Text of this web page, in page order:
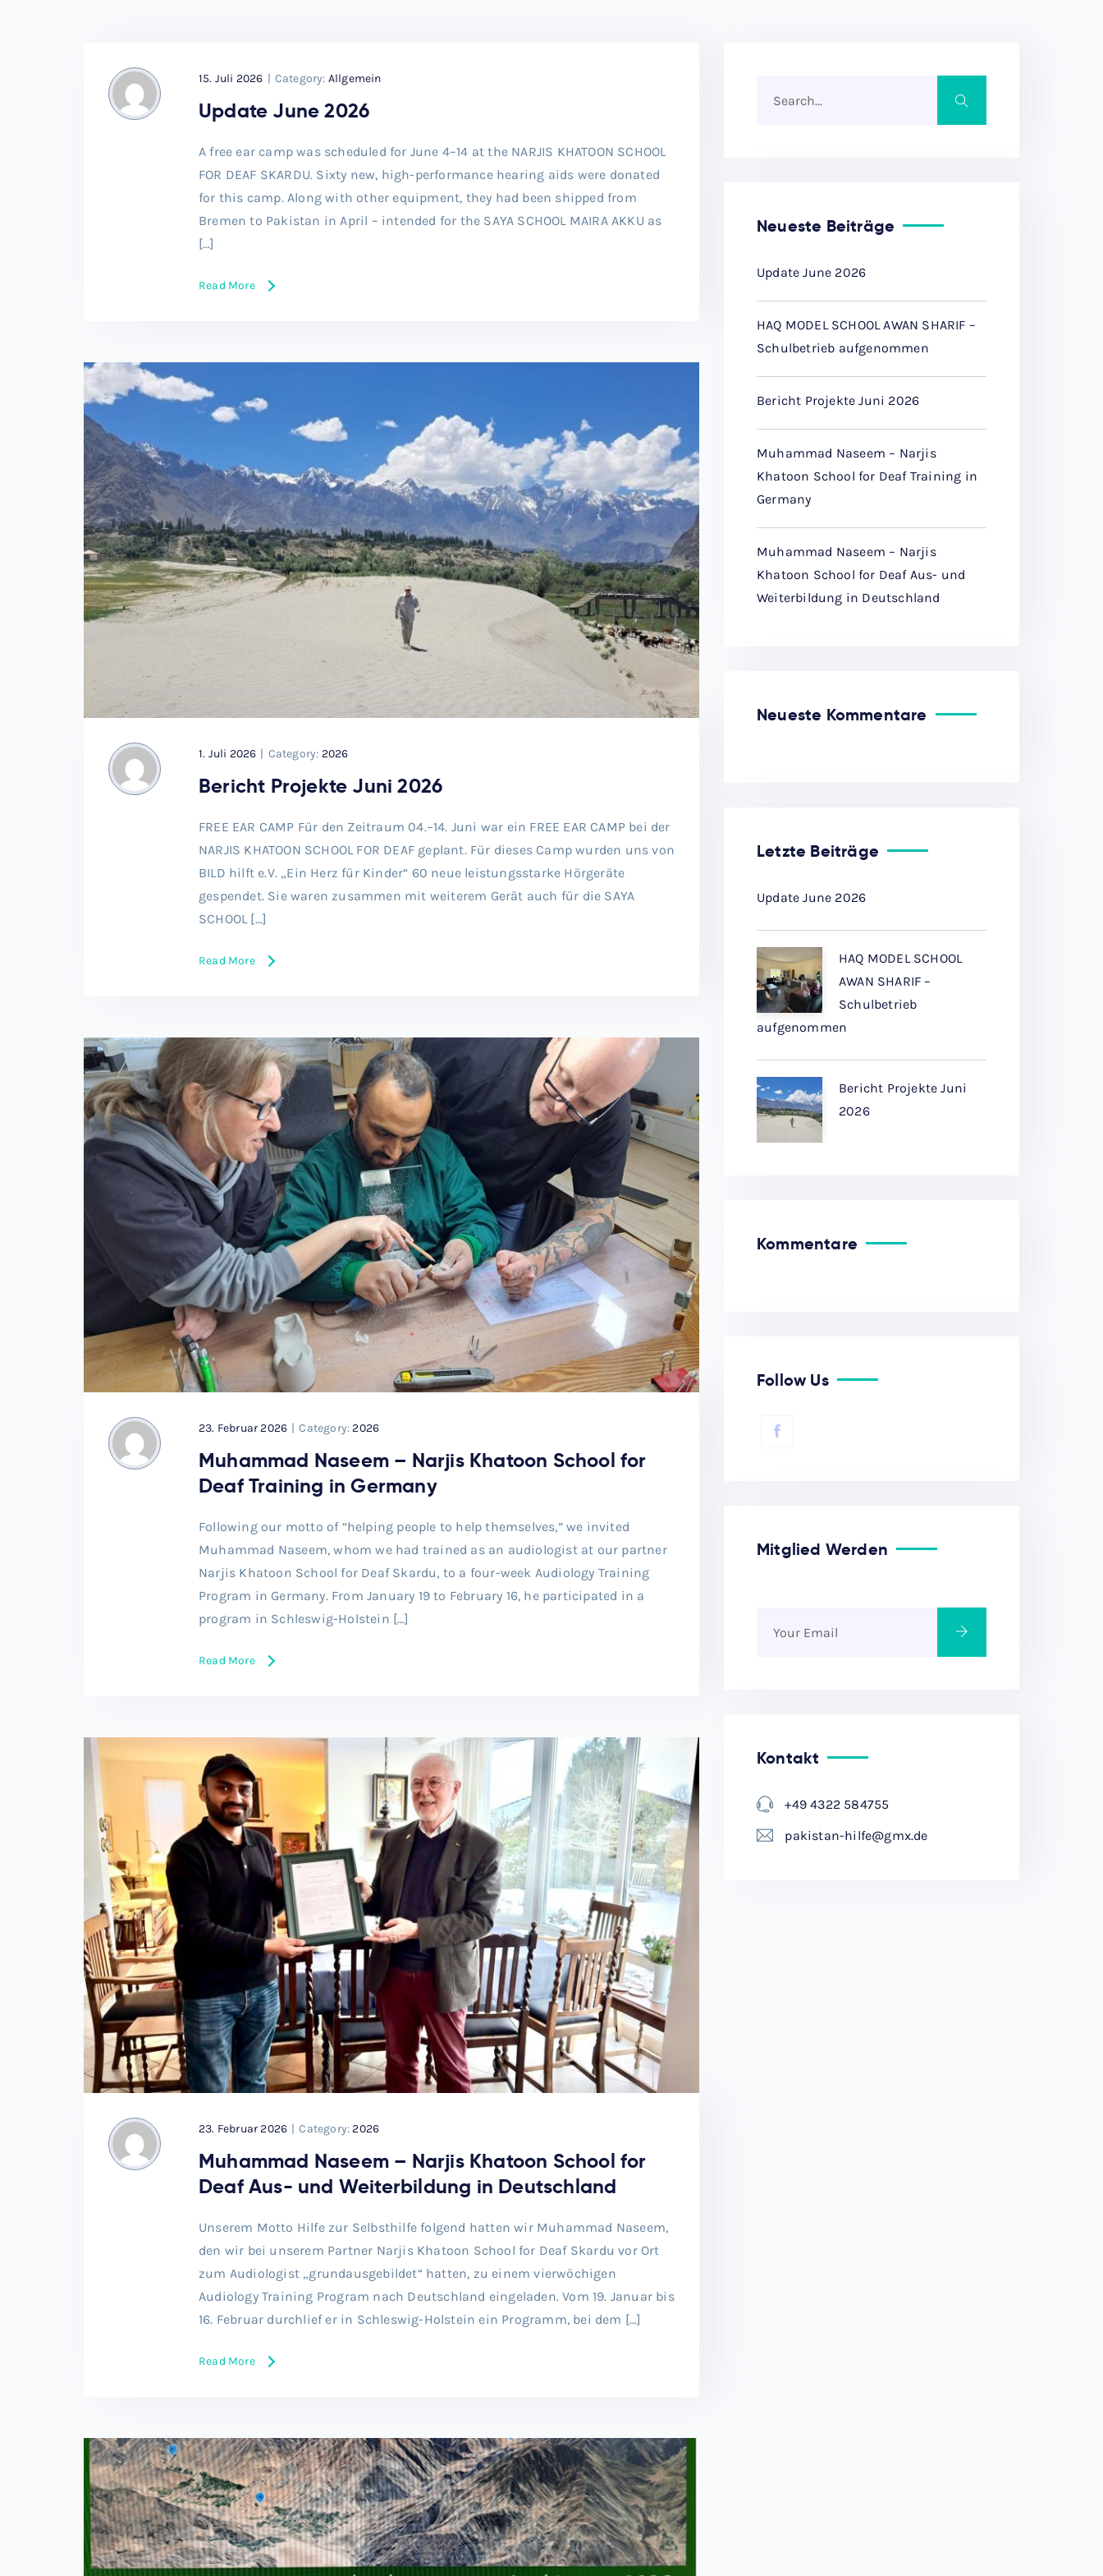
15. Juli 2026 | Category: Allgemein
Update June 2026
A free ear camp was scheduled for June 4–14 at the NARJIS KHATOON SCHOOL
FOR DEAF SKARDU. Sixty new, high-performance hearing aids were donated
for this camp. Along with other equipment, they had been shipped from
Bremen to Pakistan in April – intended for the SAYA SCHOOL MAIRA AKKU as
[…]
Read More
1. Juli 2026 | Category: 2026
Bericht Projekte Juni 2026
FREE EAR CAMP Für den Zeitraum 04.–14. Juni war ein FREE EAR CAMP bei der
NARJIS KHATOON SCHOOL FOR DEAF geplant. Für dieses Camp wurden uns von
BILD hilft e.V. „Ein Herz für Kinder“ 60 neue leistungsstarke Hörgeräte
gespendet. Sie waren zusammen mit weiterem Gerät auch für die SAYA
SCHOOL […]
Read More
23. Februar 2026 | Category:2026
Muhammad Naseem – Narjis Khatoon School for
Deaf Training in Germany
Following our motto of “helping people to help themselves,” we invited
Muhammad Naseem, whom we had trained as an audiologist at our partner
Narjis Khatoon School for Deaf Skardu, to a four-week Audiology Training
Program in Germany. From January 19 to February 16, he participated in a
program in Schleswig-Holstein […]
Read More
23. Februar 2026 | Category:2026
Muhammad Naseem – Narjis Khatoon School for
Deaf Aus- und Weiterbildung in Deutschland
Unserem Motto Hilfe zur Selbsthilfe folgend hatten wir Muhammad Naseem,
den wir bei unserem Partner Narjis Khatoon School for Deaf Skardu vor Ort
zum Audiologist „grundausgebildet“ hatten, zu einem vierwöchigen
Audiology Training Program nach Deutschland eingeladen. Vom 19. Januar bis
16. Februar durchlief er in Schleswig-Holstein ein Programm, bei dem […]
Read More
Neueste Beiträge
Update June 2026
HAQ MODEL SCHOOL AWAN SHARIF –
Schulbetrieb aufgenommen
Bericht Projekte Juni 2026
Muhammad Naseem – Narjis
Khatoon School for Deaf Training in
Germany
Muhammad Naseem – Narjis
Khatoon School for Deaf Aus- und
Weiterbildung in Deutschland
Neueste Kommentare
Letzte Beiträge
Update June 2026
HAQ MODEL SCHOOL
AWAN SHARIF –
Schulbetrieb
aufgenommen
Bericht Projekte Juni
2026
Kommentare
Follow Us
Mitglied Werden
Kontakt
+49 4322 584755
pakistan-hilfe@gmx.de